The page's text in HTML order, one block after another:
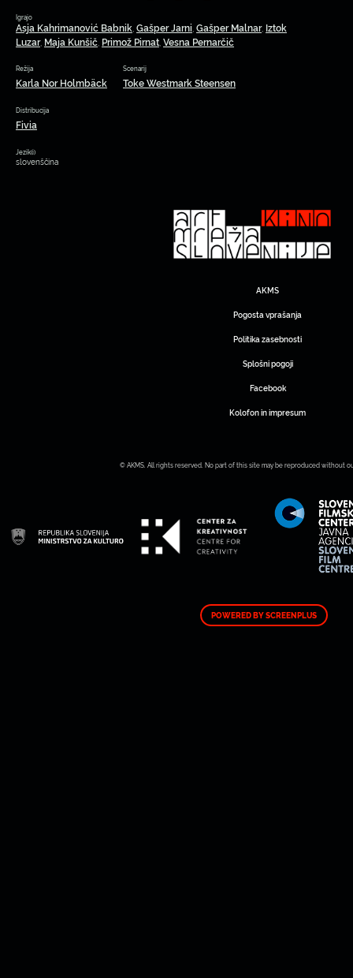
Igrajo
Asja Kahrimanović Babnik Gašper Jarni Gašper Malnar, Iztok
Luzar, Maja Kunšič Primož Pirnat Vesna Pernarčič
Režija
Karla Nor Holmbäck
Scenarij
Toke Westmark Steensen
Distribucija
Fivia
Jezik(i)
slovenščina
AKMS
Pogosta vprašanja
Politika zasebnosti
Splošni pogoji
Facebook
Kolofon in impresum
© AKMS. All rights reserved. No part of this site may be reproduced without
POWERED BY SCREENPLUS